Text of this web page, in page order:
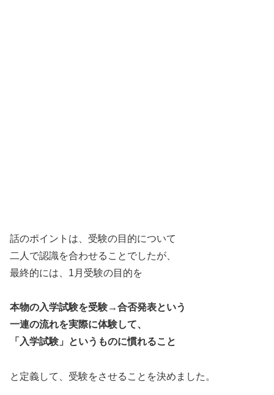
話のポイントは、受験の目的について
二人で認識を合わせることでしたが、
最終的には、1月受験の目的を
本物の入学試験を受験→合否発表という
一連の流れを実際に体験して、
「入学試験」というものに慣れること
と定義して、受験をさせることを決めました。